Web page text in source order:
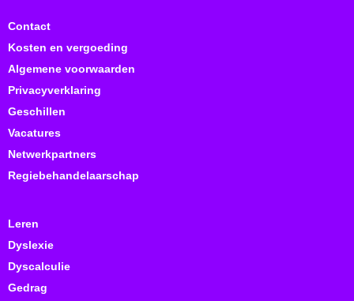
Contact
Kosten en vergoeding
Algemene voorwaarden
Privacyverklaring
Geschillen
Vacatures
Netwerkpartners
Regiebehandelaarschap
Leren
Dyslexie
Dyscalculie
Gedrag